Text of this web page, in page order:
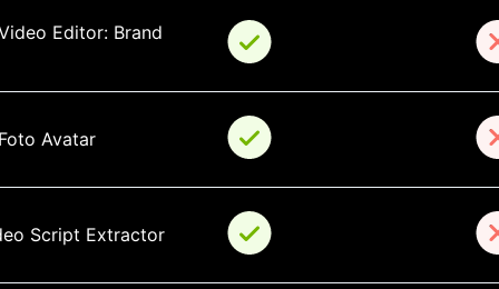
Editor: Brand
Avatar
Script Extractor